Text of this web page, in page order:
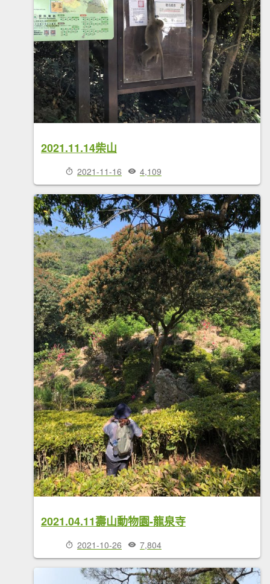
2021.11.14柴山
2021-11-16 4,109
2021.04.11壽山動物園-龍泉寺
2021-10-26 7,804